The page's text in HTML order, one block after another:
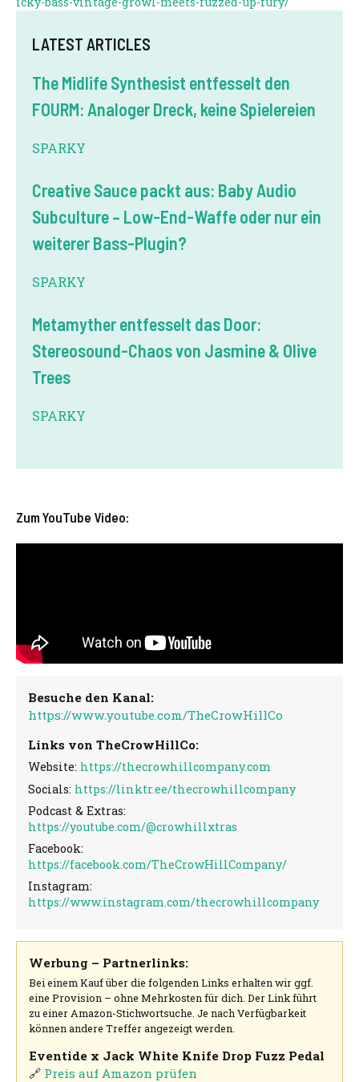
LATEST ARTICLES
The Midlife Synthesist entfesselt den
FOURM: Analoger Dreck, keine Spielereien
SPARKY
Creative Sauce packt aus: Baby Audio
Subculture – Low-End-Waffe oder nur ein
weiterer Bass-Plugin?
SPARKY
Metamyther entfesselt das Door:
Stereosound-Chaos von Jasmine & Olive
Trees
SPARKY
Zum YouTube Video:
Besuche den Kanal:
https://www.youtube.com/TheCrowHillCo
Links von TheCrowHillCo:
Website: https://thecrowhillcompany.com
Socials: https://linktr.ee/thecrowhillcompany
Podcast & Extras:
https://youtube.com/@crowhillxtras
Facebook:
https://facebook.com/TheCrowHillCompany/
Instagram:
https://www.instagram.com/thecrowhillcompany
Werbung – Partnerlinks:
Bei einem Kauf über die folgenden Links erhalten wir ggf.
eine Provision – ohne Mehrkosten für dich. Der Link führt
zu einer Amazon-Stichwortsuche. Je nach Verfügbarkeit
können andere Treffer angezeigt werden.
Eventide x Jack White Knife Drop Fuzz Pedal
🔗 Preis auf Amazon prüfen